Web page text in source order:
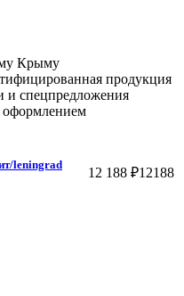
Крыму
продукция
и спецпредложения
leningrad
12 188 ₽12188